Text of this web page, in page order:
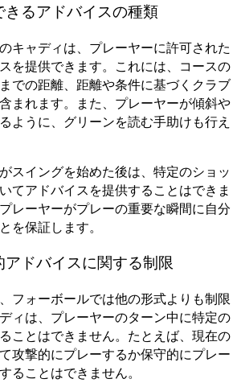
るアドバイスの種類
キャディは、プレーヤーに許可された
を提供できます。これには、コースの
での距離、距離や条件に基づくクラブ
まれます。また、プレーヤーが傾斜や
ように、グリーンを読む手助けも行え
スイングを始めた後は、特定のショッ
てアドバイスを提供することはできま
レーヤーがプレーの重要な瞬間に自分
を保証します。
ドバイスに関する制限
フォーボールでは他の形式よりも制限
ィは、プレーヤーのターン中に特定の
ことはできません。たとえば、現在の
攻撃的にプレーするか保守的にプレー
ることはできません。